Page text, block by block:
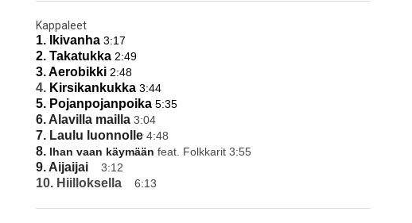
Kappaleet
1. Ikivanha 3:17
2. Takatukka 2:49
3. Aerobikki 2:48
4. Kirsikankukka 3:44
5. Pojanpojanpoika 5:35
6. Alavilla mailla 3:04
7. Laulu luonnolle4:48
8. Ihan vaan käymään feat. Folkkarit 3:55
9. Aijaijai 3:12
10. Hiilloksella 6:13